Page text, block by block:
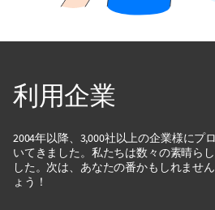
利用企業
2004年以降、3,000社以上の企業様にプ
いてきました。私たちは数々の素晴ら
した。次は、あなたの番かもしれませ
ょう！